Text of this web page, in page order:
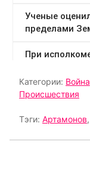
Категории: Война
Происшествия
Тэги: Артамонов,